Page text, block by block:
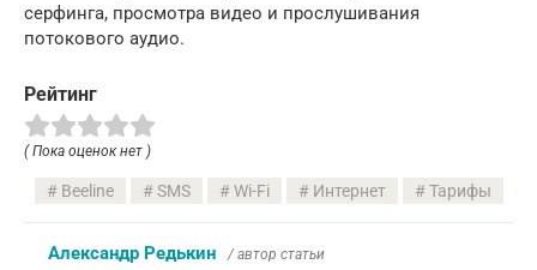
серфинга, просмотра видео и прослушивания
потокового аудио.
Рейтинг
( Пока оценок нет )
Beeline SMS Wi-Fi Интернет Тарифы
Александр Редькин / автор статьи